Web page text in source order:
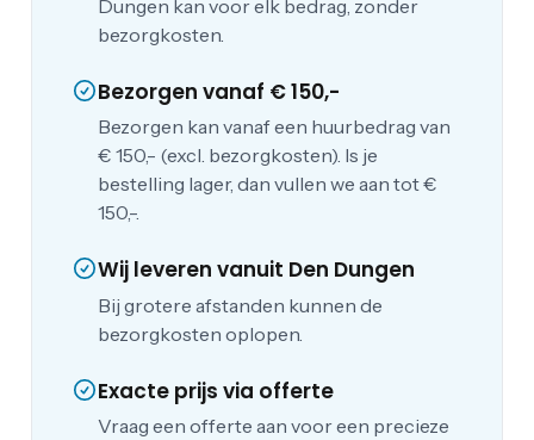
Dungen kan voor elk bedrag, zonder
bezorgkosten.
Bezorgen vanaf € 150,-
Bezorgen kan vanaf een huurbedrag van
€ 150,- (excl. bezorgkosten). Is je
bestelling lager, dan vullen we aan tot €
150,-.
Wij leveren vanuit Den Dungen
Bij grotere afstanden kunnen de
bezorgkosten oplopen.
Exacte prijs via offerte
Vraag een offerte aan voor een precieze